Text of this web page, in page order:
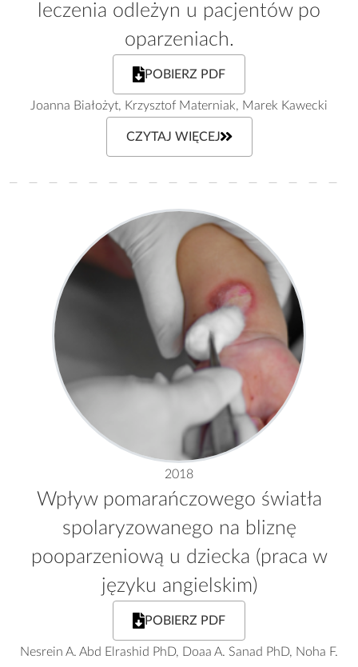
leczenia odleżyn u pacjentów po
oparzeniach.
POBIERZ PDF
Joanna Białożyt, Krzysztof Materniak, Marek Kawecki
CZYTAJ WIĘCEJ
2018
Wpływ pomarańczowego światła
spolaryzowanego na bliznę
pooparzeniową u dziecka (praca w
języku angielskim)
POBIERZ PDF
Nesrein A. Abd Elrashid PhD, Doaa A. Sanad PhD, Noha F.